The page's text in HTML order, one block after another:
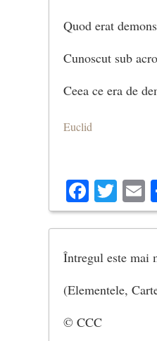
Quod erat
Cunoscut sub
Ceea ce era de
Euclid
Întregul este mai
(Elementele,
© CCC